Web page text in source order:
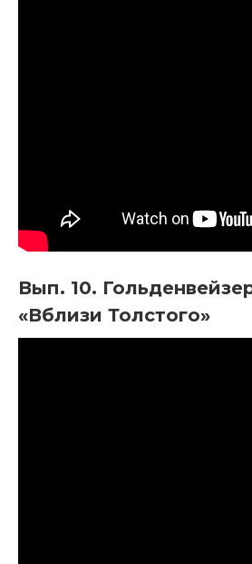
Вып. 10.
«Вблизи Толстого»